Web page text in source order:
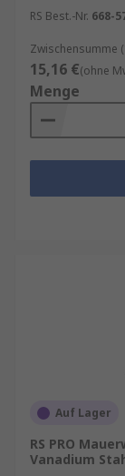
RS Best.-Nr. 668-
Zwischensumme
15,16 €(ohne
Menge
Auf Lager
RS PRO
Vanadium